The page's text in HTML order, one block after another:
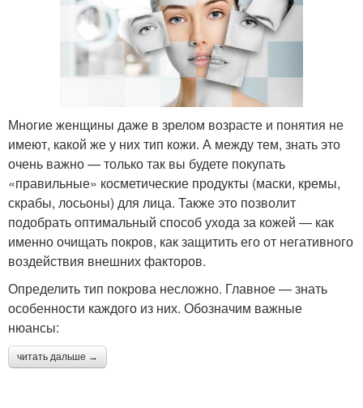
Многие женщины даже в зрелом возрасте и понятия не
имеют, какой же у них тип кожи. А между тем, знать это
очень важно — только так вы будете покупать
«правильные» косметические продукты (маски, кремы,
скрабы, лосьоны) для лица. Также это позволит
подобрать оптимальный способ ухода за кожей — как
именно очищать покров, как защитить его от негативного
воздействия внешних факторов.
Определить тип покрова несложно. Главное — знать
особенности каждого из них. Обозначим важные
нюансы:
читать дальше →